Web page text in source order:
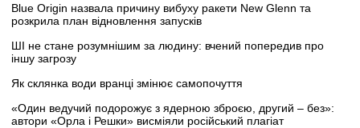
Blue Origin назвала причину вибуху ракети New Glenn та
розкрила план відновлення запусків
ШІ не стане розумнішим за людину: вчений попередив про
іншу загрозу
Як склянка води вранці змінює самопочуття
«Один ведучий подорожує з ядерною зброєю, другий – без»:
автори «Орла і Решки» висміяли російський плагіат